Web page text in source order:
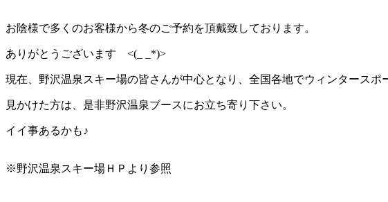
お陰様で多くのお客様から冬のご予約を頂戴致しております。
ありがとうございます <(_ _*)>
現在、野沢温泉スキー場の皆さんが中心となり、全国各地でウィンタース
見かけた方は、是非野沢温泉ブースにお立ち寄り下さい。
イイ事あるかも♪
※野沢温泉スキー場ＨＰより参照